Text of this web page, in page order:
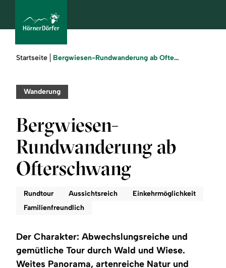
Urlaub
buchen
Sommer
Winter
Region
Service
Sie
Startseite Bergwiesen-Rundwanderung ab Ofterschwang
Wanderung
Bergwiesen-
Rundwanderung ab
Ofterschwang
Rundtour Aussichtsreich
Einkehrmöglichkeit
Familienfreundlich
Der Charakter: Abwechslungsreiche und
gemütliche Tour durch Wald und Wiese.
Weites Panorama, artenreiche Natur und